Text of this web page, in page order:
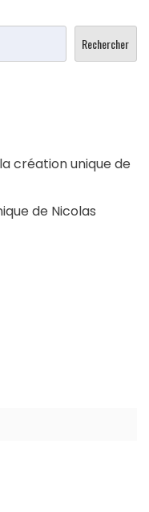
Rechercher
création unique de
de Nicolas